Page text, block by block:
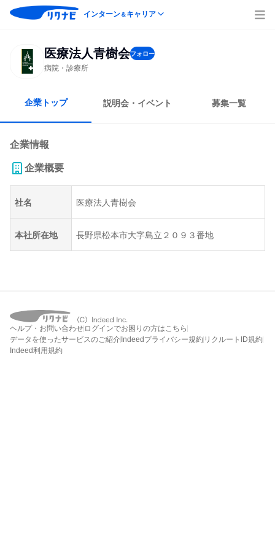
インターン＆キャリア
医療法人青樹会フォロー
病院・診療所
企業トップ 説明会・イベント 募集一覧
企業情報
企業概要
社名 医療法人青樹会
本社所在地 長野県松本市大字島立２０９３番地
ヘルプ・お問い合わせ ログインでお困りの方はこちら
データを使ったサービスのご紹介 Indeedプライバシー規約 リクルートID規約
Indeed利用規約